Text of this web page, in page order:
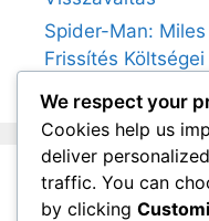
Spider-Man:
Frissítés Költségei
Archívum
We respect your
Cookies help us
deliver
traffic. You can
by clicking